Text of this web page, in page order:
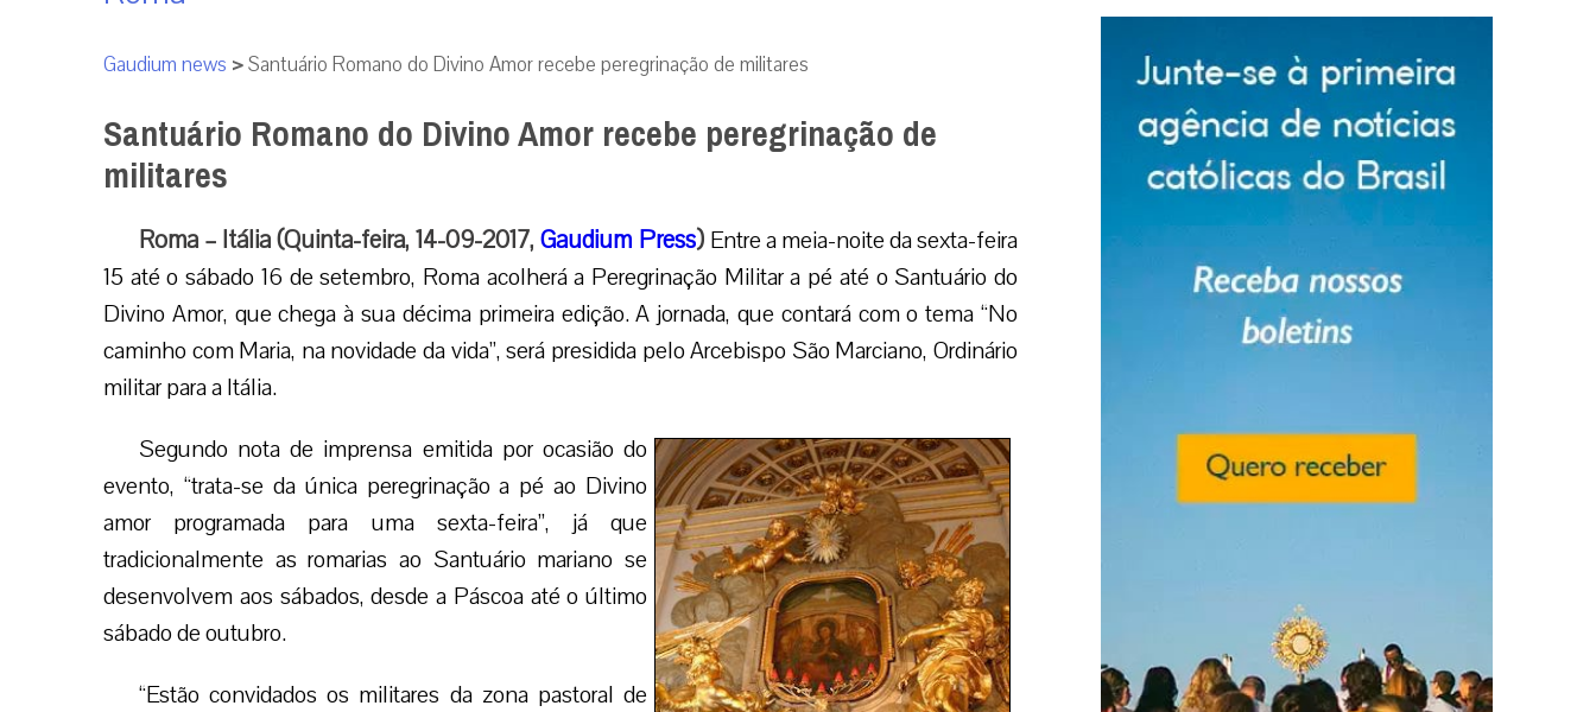
Gaudium news >Santuário Romano do Divino Amor recebe peregrinação de militares
Santuário Romano do Divino Amor recebe peregrinação de
militares
Roma – Itália (Quinta-feira, 14-09-2017,Gaudium Press) Entre a meia-noite da sexta-feira
15 até o sábado 16 de setembro, Roma acolherá a Peregrinação Militar a pé até o Santuário do
Divino Amor, que chega à sua décima primeira edição. A jornada, que contará com o tema “No
caminho com Maria, na novidade da vida”, será presidida pelo Arcebispo São Marciano, Ordinário
militar para a Itália.
Segundo nota de imprensa emitida por ocasião do
evento, “trata-se da única peregrinação a pé ao Divino
amor programada para uma sexta-feira”, já que
tradicionalmente as romarias ao Santuário mariano se
desenvolvem aos sábados, desde a Páscoa até o último
sábado de outubro.
“Estão convidados os militares da zona pastoral de